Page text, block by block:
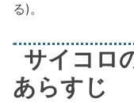
る)。
サイコロ
あらすじ